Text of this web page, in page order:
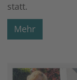
statt.
Mehr